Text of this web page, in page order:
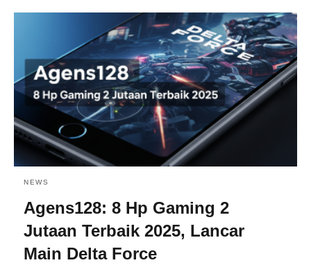
NEWS
Agens128: 8 Hp Gaming 2
Jutaan Terbaik 2025, Lancar
Main Delta Force